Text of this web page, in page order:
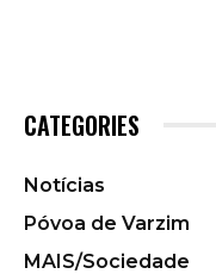
CATEGORIES
Notícias
Póvoa de Varzim
MAIS/Sociedade